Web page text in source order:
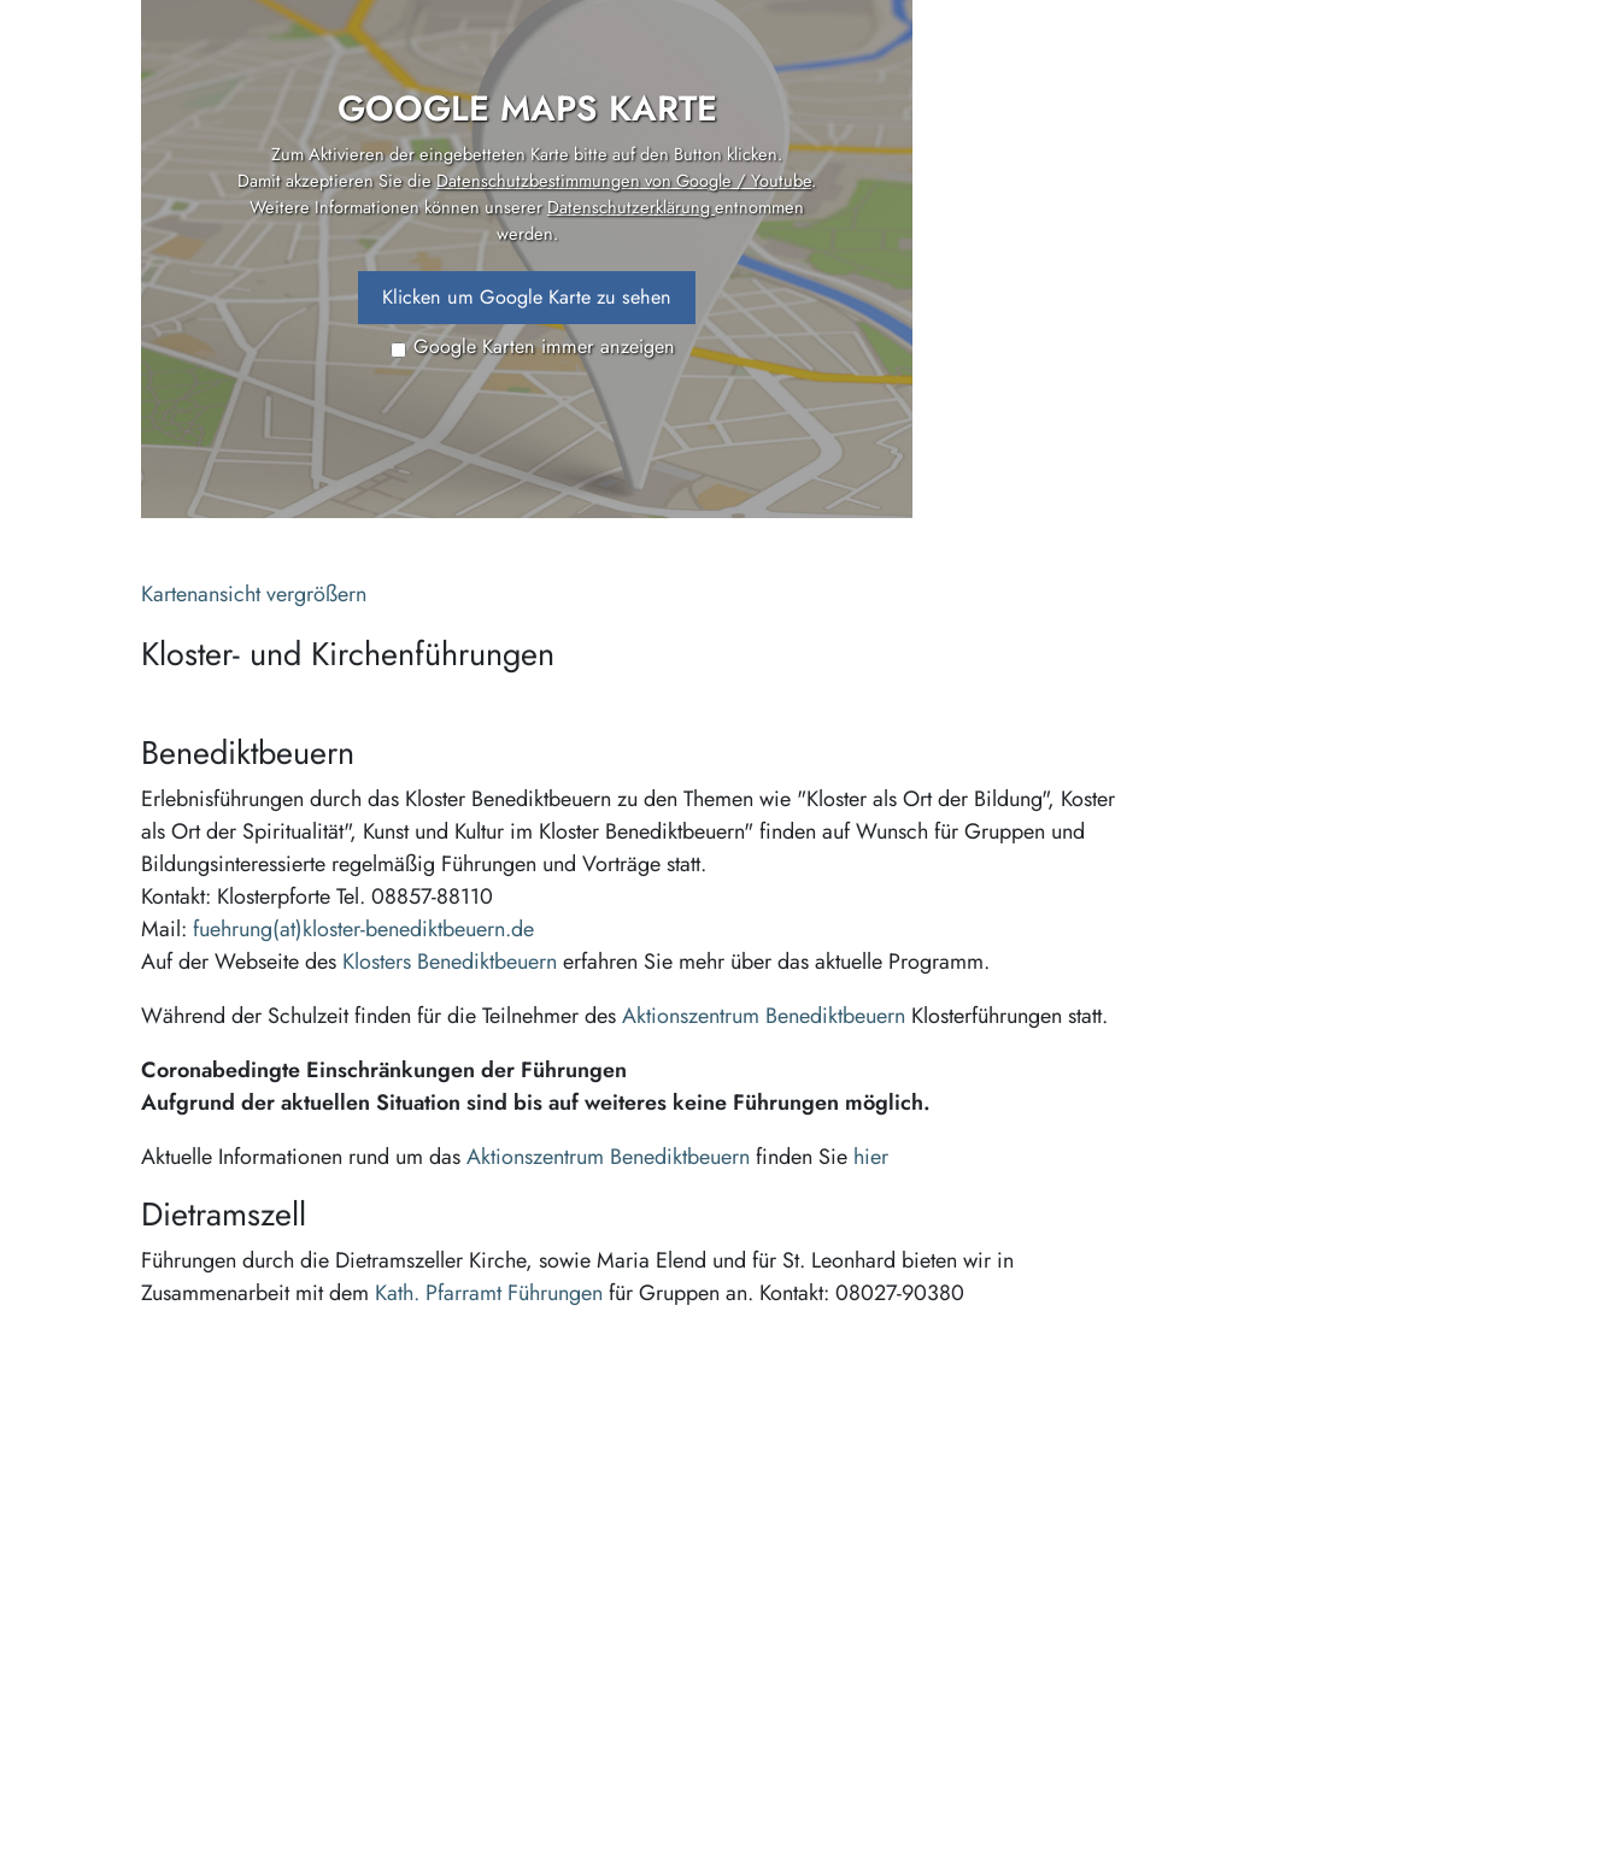
GOOGLE MAPS KARTE
Zum Aktivieren der eingebetteten Karte bitte auf den Button klicken.
Damit akzeptieren Sie dieDatenschutzbestimmungen von Google / Youtube.
Weitere Informationen können unsererDatenschutzerklärungentnommen
werden.
Klicken um Google Karte zu sehen
Google Karten immer anzeigen
Kartenansicht vergrößern
Kloster- und Kirchenführungen
Benediktbeuern
Erlebnisführungen durch das Kloster Benediktbeuern zu den Themen wie "Kloster als Ort der Bildung", Koster
als Ort der Spiritualität", Kunst und Kultur im Kloster Benediktbeuern" finden auf Wunsch für Gruppen und
Bildungsinteressierte regelmäßig Führungen und Vorträge statt.
Kontakt: Klosterpforte Tel. 08857-88110
Mail: fuehrung(at)kloster-benediktbeuern.de
Auf der Webseite des Klosters Benediktbeuern erfahren Sie mehr über das aktuelle Programm.
Während der Schulzeit finden für die Teilnehmer desAktionszentrum Benediktbeuern Klosterführungen statt.
Coronabedingte Einschränkungen der Führungen
Aufgrund der aktuellen Situation sind bis auf weiteres keine Führungen möglich.
Aktuelle Informationen rund um dasAktionszentrum Benediktbeuern finden Sie hier
Dietramszell
Führungen durch die Dietramszeller Kirche, sowie Maria Elend und für St. Leonhard bieten wir in
Zusammenarbeit mit dem Kath. Pfarramt Führungen für Gruppen an. Kontakt: 08027-90380